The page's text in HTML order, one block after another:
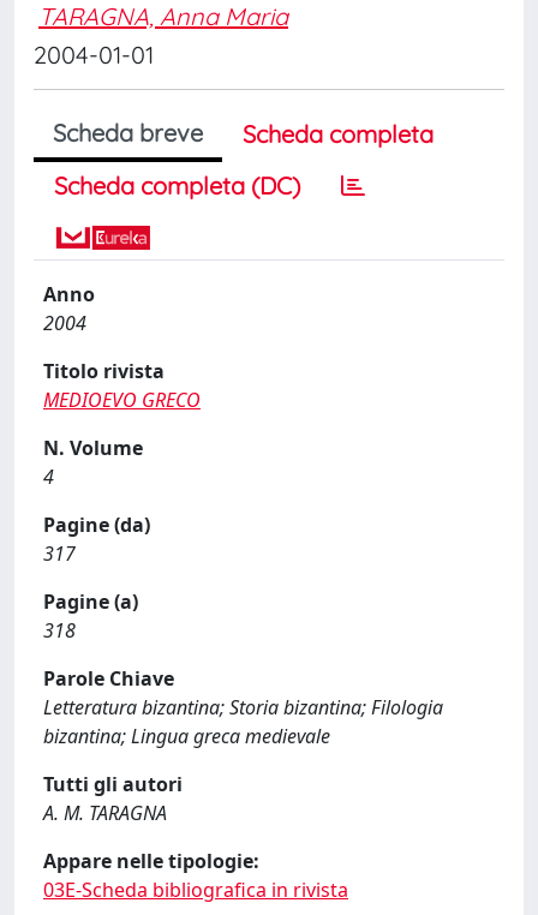
TARAGNA, Anna Maria
2004-01-01
Scheda breve
Scheda completa
Scheda completa (DC)
Anno
2004
Titolo rivista
MEDIOEVO GRECO
N. Volume
4
Pagine (da)
317
Pagine (a)
318
Parole Chiave
Letteratura bizantina; Storia bizantina; Filologia
bizantina; Lingua greca medievale
Tutti gli autori
A. M. TARAGNA
Appare nelle tipologie:
03E-Scheda bibliografica in rivista